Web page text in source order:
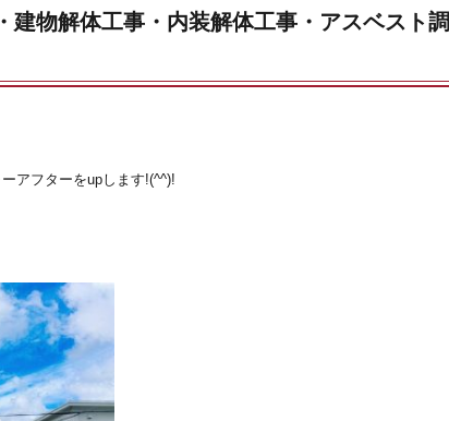
建物解体工事・内装解体工事・アスベスト調
アフターをupします!(^^)!